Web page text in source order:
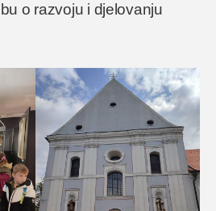
o razvoju i djelovanju